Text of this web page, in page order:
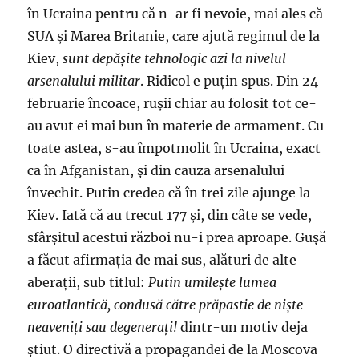
în Ucraina pentru că n-ar fi nevoie, mai ales că
SUA şi Marea Britanie, care ajută regimul de la
Kiev, sunt depășite tehnologic azi la nivelul
arsenalului militar. Ridicol e puţin spus. Din 24
februarie încoace, ruşii chiar au folosit tot ce-
au avut ei mai bun în materie de armament. Cu
toate astea, s-au împotmolit în Ucraina, exact
ca în Afganistan, şi din cauza arsenalului
învechit. Putin credea că în trei zile ajunge la
Kiev. Iată că au trecut 177 şi, din câte se vede,
sfârşitul acestui război nu-i prea aproape. Guşă
a făcut afirmaţia de mai sus, alături de alte
aberaţii, sub titlul:Putin umilește lumea
euroatlantică, condusă către prăpastie de niște
neaveniți sau degenerați!dintr-un motiv deja
ştiut. O directivă a propagandei de la Moscova